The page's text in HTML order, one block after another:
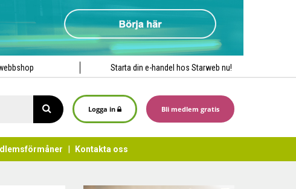
Starta din e-handel hos Starweb nu!
Logga in Bli medlem gratis
Kontakta oss